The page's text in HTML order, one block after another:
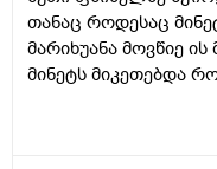
თანაც როდესაც
მარიხუანა მოვწიე ის
მინეტს მიკეთებდა
ერექცია მაგრამ